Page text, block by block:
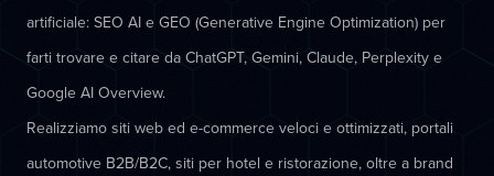
artificiale: SEO AI e GEO (Generative Engine Optimization) per
farti trovare e citare da ChatGPT, Gemini, Claude, Perplexity e
Google AI Overview.
Realizziamo siti web ed e-commerce veloci e ottimizzati, portali
automotive B2B/B2C, siti per hotel e ristorazione, oltre a brand